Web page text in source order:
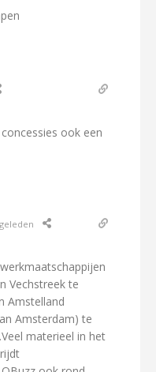
ook een
Vechstreek te
Amstelland
Amsterdam) te
materieel in het